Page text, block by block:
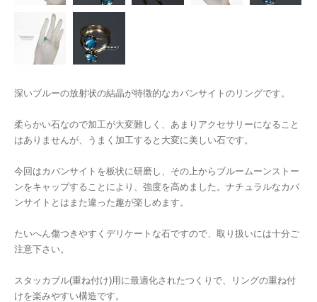
深いブルーの放射状の結晶が特徴的なカバンサイトのリングです。
柔らかい石なので加工が大変難しく、あまりアクセサリーになること
はありませんが、うまく加工すると大変に美しい石です。
今回はカバンサイトを板状に研磨し、その上からブルームーンストー
ンをキャップすることにより、強度を高めました。ナチュラルなカバ
ンサイトとはまた違った趣が楽しめます。
たいへん傷つきやすくデリケートな石ですので、取り扱いには十分ご
注意下さい。
スタッカブル(重ね付け)用に最適化されたつくりで、リングの重ね付
けを楽みやすい構造です。